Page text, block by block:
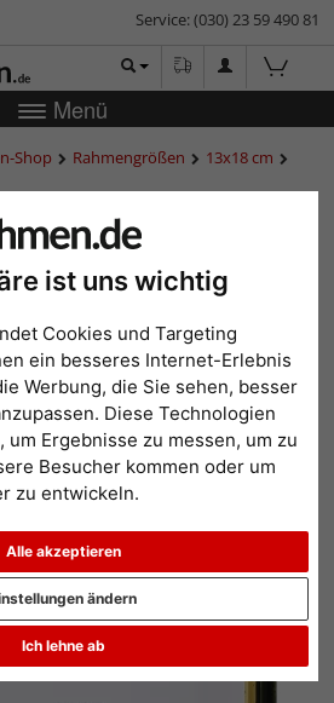
ist uns wichtig
Cookies und Targeting
ein besseres Internet-Erlebnis
Werbung, die Sie sehen, besser
Diese Technologien
Ergebnisse zu messen, um zu
Besucher kommen oder um
zu entwickeln.
Alle akzeptieren
Ich lehne ab
ändern
Service: (030) 23 59 490 81
Menü
Shop Rahmengrößen
13x18 cm
Toulouse